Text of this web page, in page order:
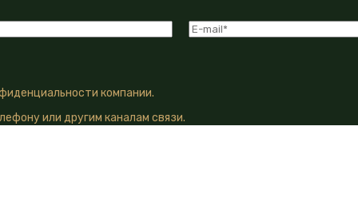
компании.
или другим каналам связи.